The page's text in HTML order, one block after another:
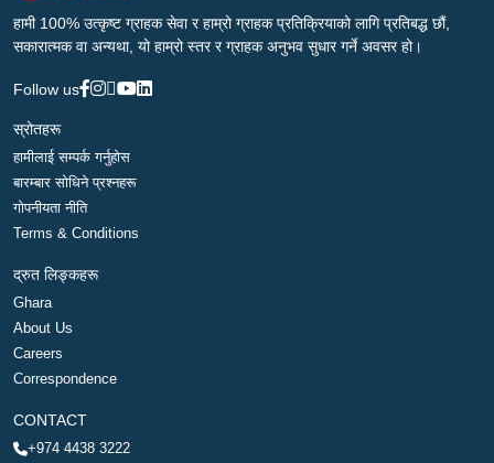
हामी 100% उत्कृष्ट ग्राहक सेवा र हाम्रो ग्राहक प्रतिक्रियाको लागि प्रतिबद्ध छौं,
सकारात्मक वा अन्यथा, यो हाम्रो स्तर र ग्राहक अनुभव सुधार गर्ने अवसर हो।
Follow us
स्रोतहरू
हामीलाई सम्पर्क गर्नुहोस
बारम्बार सोधिने प्रश्नहरू
गोपनीयता नीति
Terms & Conditions
द्रुत लिङ्कहरू
Ghara
About Us
Careers
Correspondence
CONTACT
+974 4438 3222